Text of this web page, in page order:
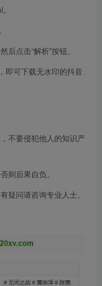
点击“解析”按钮。
即可下载无水印的抖音
不要侵犯他人的知识产
则后果自负。
疑问请咨询专业人士。